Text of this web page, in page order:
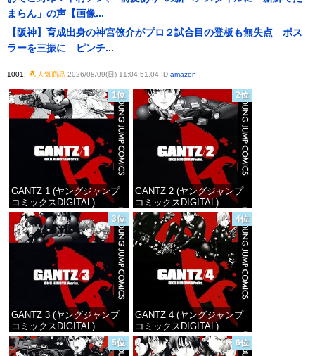
まらん」の声【画像...
【阪神】育成出身の神宮僚介がプロ２試合目の登板も無失点 ボス
ラーを三振に ピンチ...
1001: 人気商品2026/08/09(日) 11:04:51.04 ID:amazon
1位
GANTZ 1 (ヤングジャンプ
コミックスDIGITAL)
価格：¥100
2位
GANTZ 2 (ヤングジャンプ
コミックスDIGITAL)
価格：¥100
3位
GANTZ 3 (ヤングジャンプ
コミックスDIGITAL)
価格：¥100
4位
GANTZ 4 (ヤングジャンプ
コミックスDIGITAL)
価格：¥100
5位 6位